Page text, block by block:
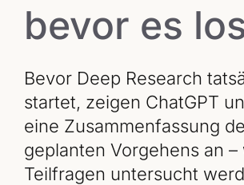
bevor es
Bevor Deep Research
startet, zeigen ChatGPT
eine Zusammenfassung
geplanten Vorgehens an –
Teilfragen untersucht